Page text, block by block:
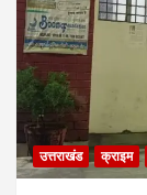
उत्तराखंड क्राइम